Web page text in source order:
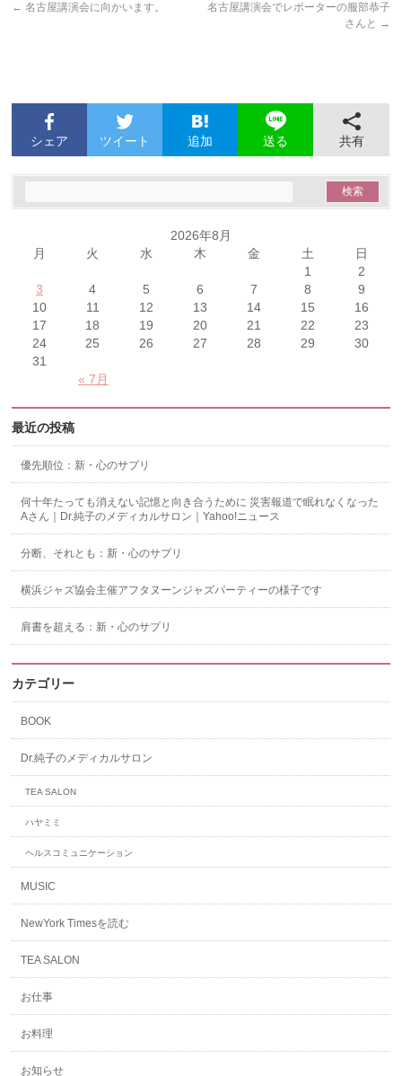
← 名古屋講演会に向かいます。
名古屋講演会でレポーターの服部恭子
さんと →
シェア ツイート 追加 送る 共有
2026年8月
月
火 水 木 金 土 日
« 7月
1
2
3
4 5 6 7 8
9
10
11 12 13 14 15
16
17
18 19 20 21 22
23
24
25 26 27 28 29
30
31
最近の投稿
優先順位：新・心のサプリ
何十年たっても消えない記憶と向き合うために 災害報道で眠れなくなった
Aさん｜Dr.純子のメディカルサロン｜Yahoo!ニュース
分断、それとも：新・心のサプリ
横浜ジャズ協会主催アフタヌーンジャズパーティーの様子です
肩書を超える：新・心のサプリ
カテゴリー
BOOK
Dr.純子のメディカルサロン
TEA SALON
ハヤミミ
ヘルスコミュニケーション
MUSIC
NewYork Timesを読む
TEA SALON
お仕事
お料理
お知らせ